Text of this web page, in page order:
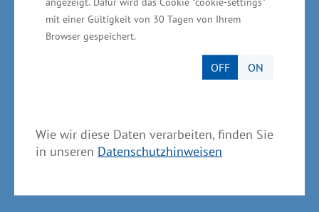
mit einer Gültigkeit von 30 Tagen von Ihrem
Browser gespeichert.
OFF ON
Wie wir diese Daten verarbeiten, finden Sie
in unseren Datenschutzhinweisen
Tourismus und Arbeit
Referat 400, Doreen Krätschmann, Johannes-
Stelling-Str. 14, 19053 Schwerin, Telefon:
Informationen sowie Bewerbungen und
Nominierungen unter www.unternehmerpreis-